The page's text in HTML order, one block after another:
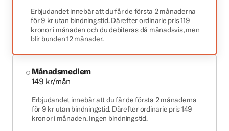
Erbjudandet innebär att du får de första 2 månaderna
för 9 kr utan bindningstid. Därefter ordinarie pris 119
kronor i månaden och du debiteras då månadsvis, men
blir bunden 12 månader.
Månadsmedlem
149 kr/mån
Erbjudandet innebär att du får de första 2 månaderna
för 9 kr utan bindningstid. Därefter ordinarie pris 149
kronor i månaden. Ingen bindningstid.